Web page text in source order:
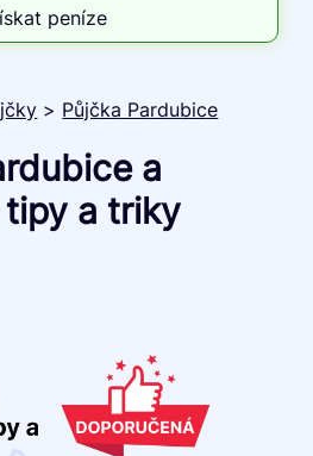
peníze
> Půjčka Pardubice
a
a triky